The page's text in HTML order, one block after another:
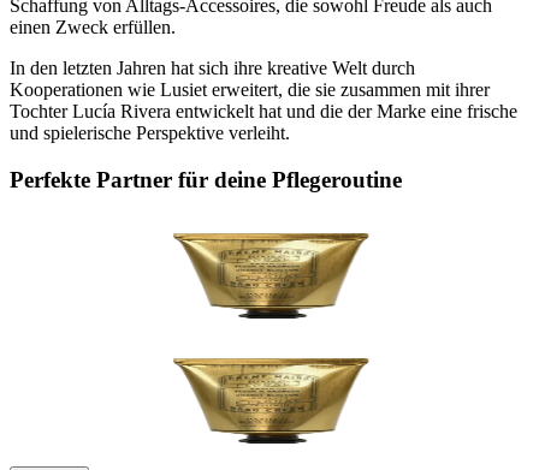
Schaffung von Alltags-Accessoires, die sowohl Freude als auch
einen Zweck erfüllen.
In den letzten Jahren hat sich ihre kreative Welt durch
Kooperationen wie Lusiet erweitert, die sie zusammen mit ihrer
Tochter Lucía Rivera entwickelt hat und die der Marke eine frische
und spielerische Perspektive verleiht.
Perfekte Partner für deine Pflegeroutine